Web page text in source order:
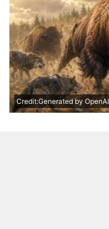
Credit:Generated by